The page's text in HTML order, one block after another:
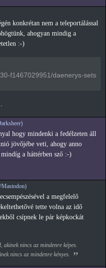
konkrétan nem a teleportálással
ahogyan mindig a
:-)
f1467029951/daenerys-sets
hogy mindenki a fedélzeten áll
jövőjébe veti, ahogy anno
a háttérben sző :-)
a megfelelő
tette volna az idő
csípnek le pár képkockát
nincs az mindenre képes.
nincs az mindenre kényes.